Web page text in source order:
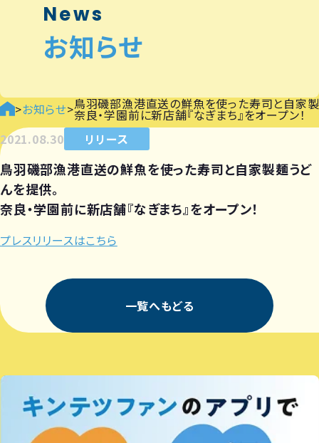
News
お知らせ
>お知らせ>鳥羽磯部漁港直送の鮮魚を使った寿司と自家製
奈良・学園前に新店舗『なぎまち』をオープン！
2021.08.30
リリース
鳥羽磯部漁港直送の鮮魚を使った寿司と自家製麺うど
んを提供。
奈良・学園前に新店舗『なぎまち』をオープン！
プレスリリースはこちら
一覧へもどる